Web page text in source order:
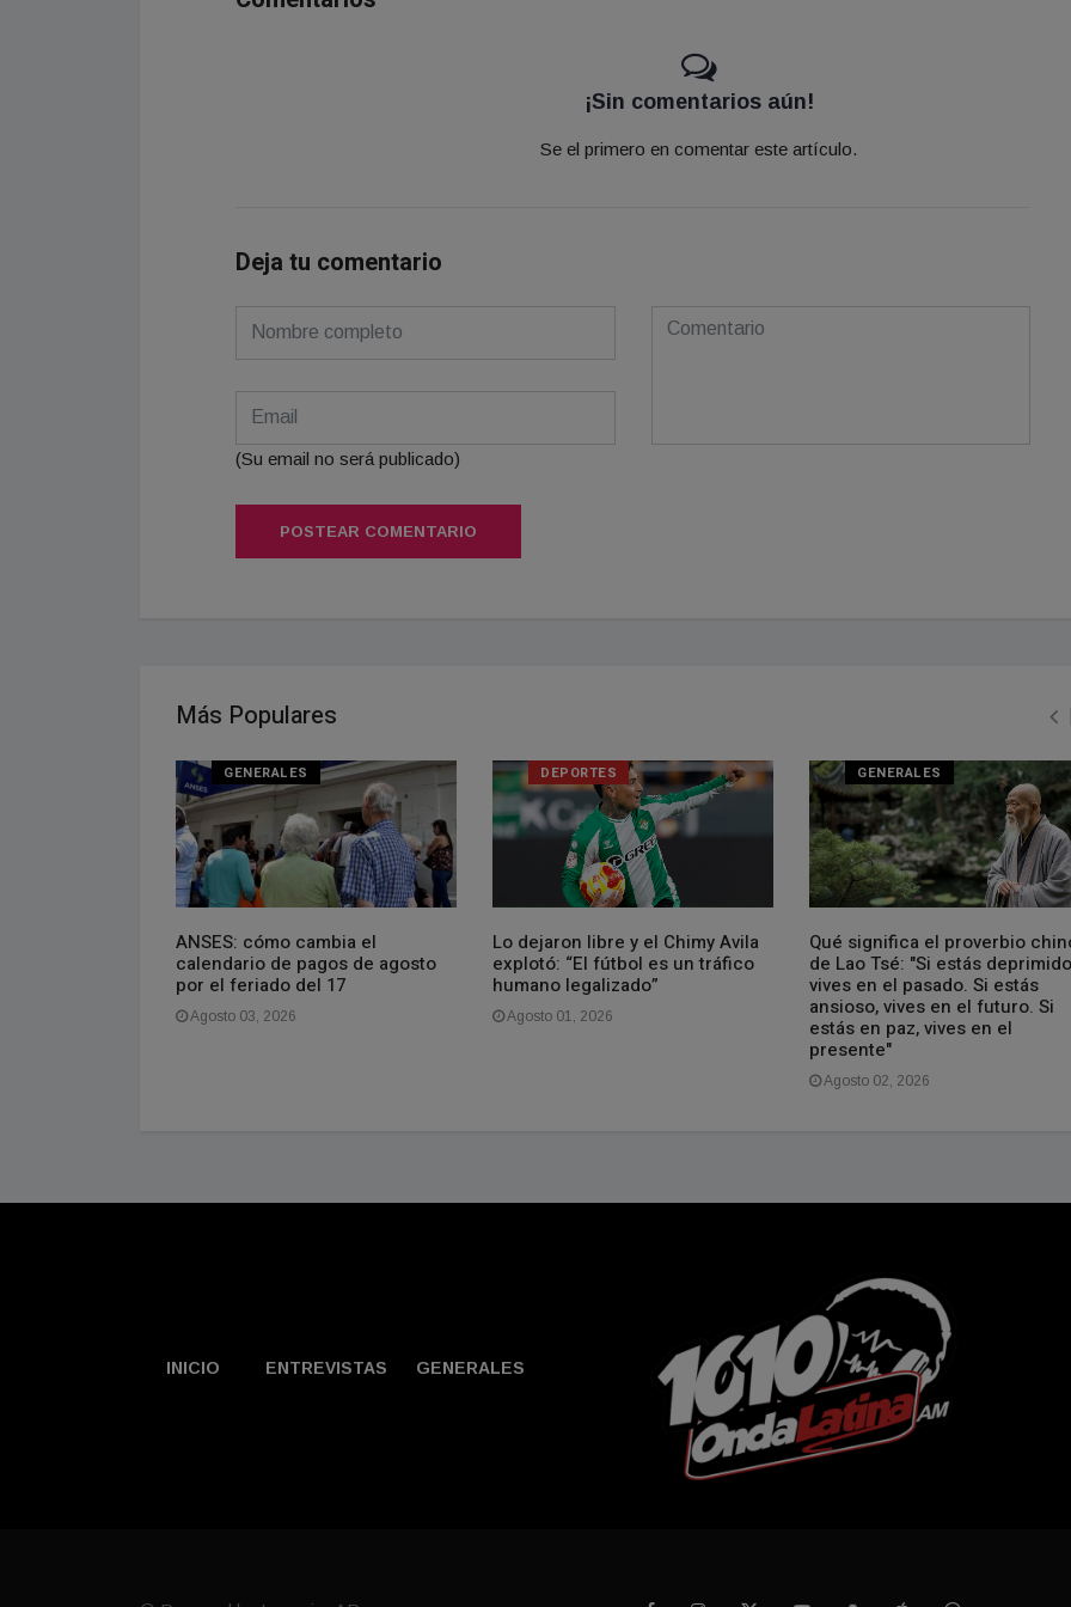
¡Sin comentarios aún!
Se el primero en comentar este artículo.
Deja tu comentario
(Su email no será publicado)
POSTEAR COMENTARIO
Más Populares
GENERALES
ANSES: cómo cambia el
calendario de pagos de agosto
por el feriado del 17
Agosto 03, 2026
DEPORTES
Lo dejaron libre y el Chimy Avila
explotó: “El fútbol es un tráfico
humano legalizado”
Agosto 01, 2026
GENERALES
Qué significa el proverbio
de Lao Tsé: "Si estás
vives en el pasado. Si estás
ansioso, vives en el futuro. Si
estás en paz, vives en el
presente"
Agosto 02, 2026
INICIO ENTREVISTAS GENERALES